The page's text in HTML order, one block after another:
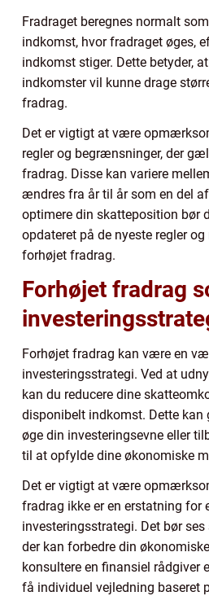
Fradraget beregnes normalt
indkomst, hvor fradraget øges,
indkomst stiger. Dette betyder,
indkomster vil kunne drage
fradrag.
Det er vigtigt at være
regler og begrænsninger, der
fradrag. Disse kan variere
ændres fra år til år som en del
optimere din skatteposition bør
opdateret på de nyeste regler
forhøjet fradrag.
Forhøjet fradrag
Forhøjet fradrag kan være en
investeringsstrategi. Ved at
kan du reducere dine
disponibelt indkomst. Dette
øge din investeringsevne eller
til at opfylde dine økonomiske
Det er vigtigt at være
fradrag ikke er en erstatning for
investeringsstrategi. Det bør
der kan forbedre din
konsultere en finansiel rådgiver
få individuel vejledning baseret